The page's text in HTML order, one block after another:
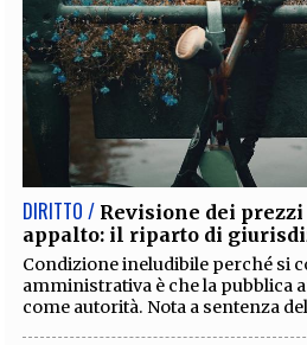
DIRITTO / Revisione dei
appalto: il riparto di
Condizione ineludibile perché si
amministrativa è che la pubblica
come autorità. Nota a sentenza